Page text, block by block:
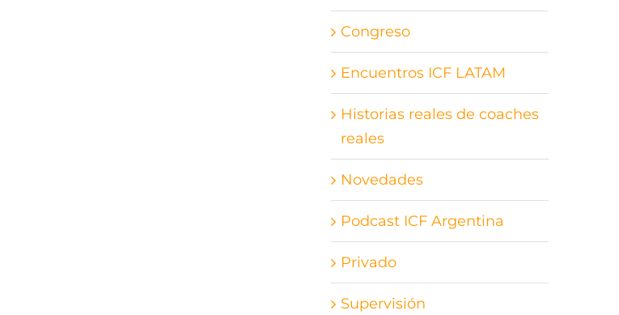
Congreso
Encuentros ICF LATAM
Historias reales de coaches
reales
Novedades
Podcast ICF Argentina
Privado
Supervisión